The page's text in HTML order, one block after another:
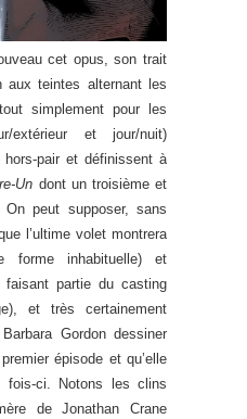
cet opus, son trait
aux teintes alternant les
simplement pour les
extérieur et jour/nuit)
pair et définissent à
Un dont un troisième et
peut supposer, sans
l’ultime volet montrera
forme inhabituelle) et
faisant partie du casting
et très certainement
Gordon dessiner
épisode et qu’elle
fois-ci. Notons les clins
de Jonathan Crane